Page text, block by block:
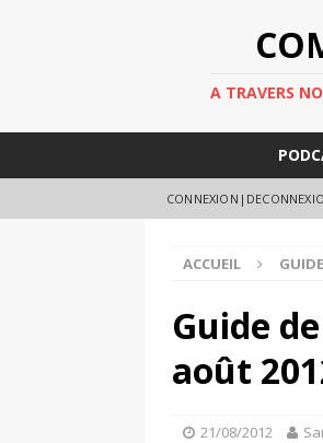
A TRAVERS
ACCUEIL
Guide
août
21/08/2012